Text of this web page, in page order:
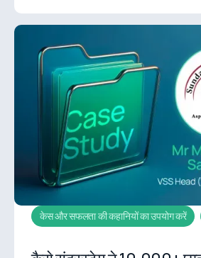
केस और सफलता की कहानियों का उपयोग करें